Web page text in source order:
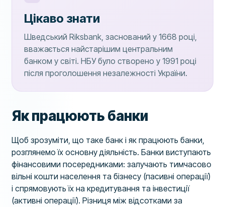
Цікаво знати
Шведський Riksbank, заснований у 1668 році,
вважається найстарішим центральним
банком у світі. НБУ було створено у 1991 році
після проголошення незалежності України.
Як працюють банки
Щоб зрозуміти, що таке банк і як працюють банки,
розглянемо їх основну діяльність. Банки виступають
фінансовими посередниками: залучають тимчасово
вільні кошти населення та бізнесу (пасивні операції)
і спрямовують їх на кредитування та інвестиції
(активні операції). Різниця між відсотками за